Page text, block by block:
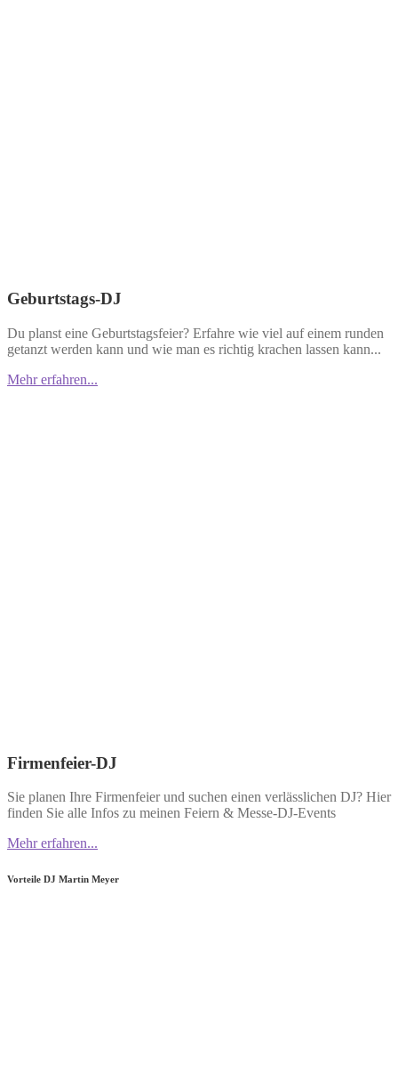
Geburtstags-DJ
Du planst eine Geburtstagsfeier? Erfahre wie viel auf einem runden
getanzt werden kann und wie man es richtig krachen lassen kann...
Mehr erfahren...
Firmenfeier-DJ
Sie planen Ihre Firmenfeier und suchen einen verlässlichen DJ? Hier
finden Sie alle Infos zu meinen Feiern & Messe-DJ-Events
Mehr erfahren...
Vorteile DJ Martin Meyer